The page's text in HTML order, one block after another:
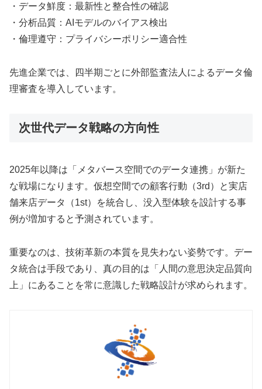
・データ鮮度：最新性と整合性の確認
・分析品質：AIモデルのバイアス検出
・倫理遵守：プライバシーポリシー適合性
先進企業では、四半期ごとに外部監査法人によるデータ倫
理審査を導入しています。
次世代データ戦略の方向性
2025年以降は「メタバース空間でのデータ連携」が新た
な戦場になります。仮想空間での顧客行動（3rd）と実店
舗来店データ（1st）を統合し、没入型体験を設計する事
例が増加すると予測されています。
重要なのは、技術革新の本質を見失わない姿勢です。デー
タ統合は手段であり、真の目的は「人間の意思決定品質向
上」にあることを常に意識した戦略設計が求められます。